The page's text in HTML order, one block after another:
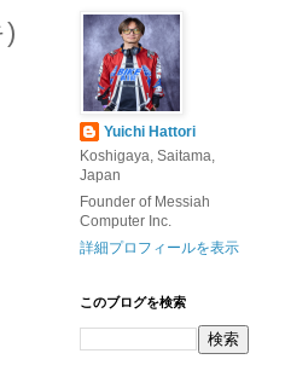
)
Yuichi Hattori
Koshigaya, Saitama,
Japan
Founder of Messiah
Computer Inc.
詳細プロフィールを表示
このブログを検索